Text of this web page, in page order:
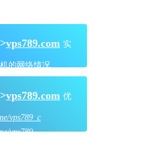
vps789.com 实
的网络情况
vps789.com 优
vps789_c
vps789